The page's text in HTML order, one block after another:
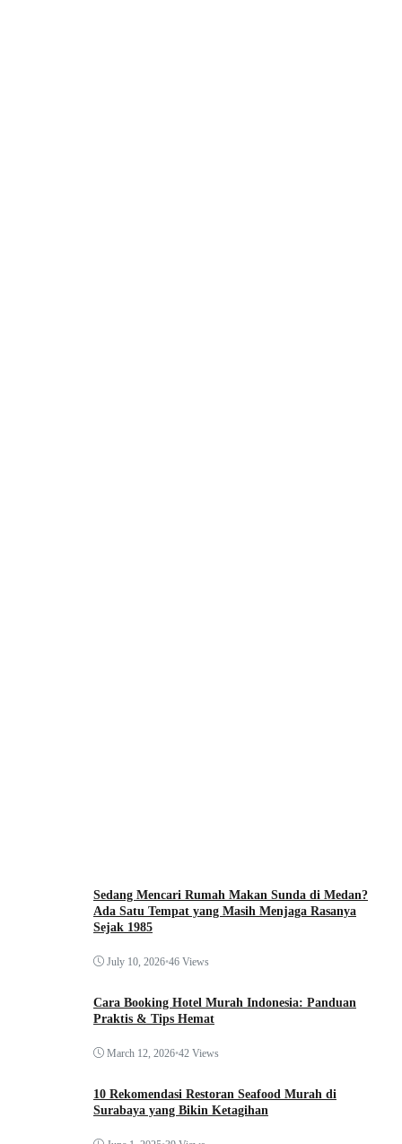
Sedang Mencari Rumah Makan Sunda di Medan?
Ada Satu Tempat yang Masih Menjaga Rasanya
Sejak 1985
July 10, 2026•46 Views
Cara Booking Hotel Murah Indonesia: Panduan
Praktis & Tips Hemat
March 12, 2026•42 Views
10 Rekomendasi Restoran Seafood Murah di
Surabaya yang Bikin Ketagihan